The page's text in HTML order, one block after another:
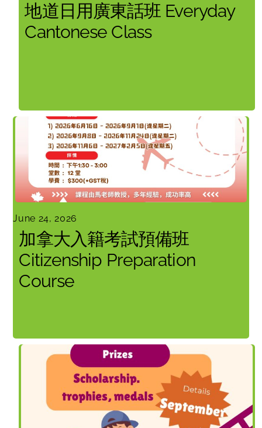
地道日用廣東話班 Everyday
Cantonese Class
June 24, 2026
加拿大入籍考試預備班
Citizenship Preparation
Course